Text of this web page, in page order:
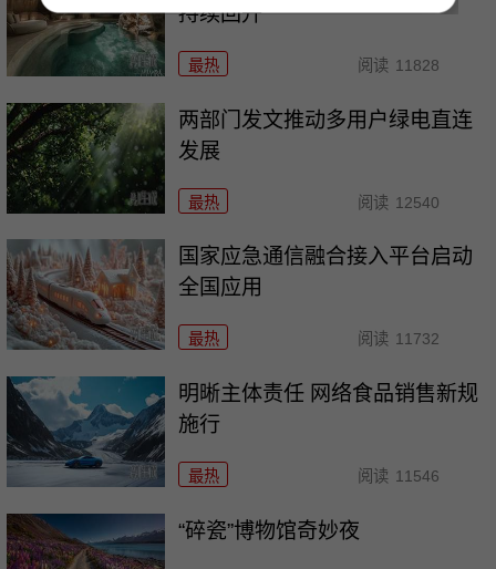
持续回升
最热 阅读 11828
两部门发文推动多用户绿电直连
发展
最热 阅读 12540
国家应急通信融合接入平台启动
全国应用
最热 阅读 11732
明晰主体责任 网络食品销售新规
施行
最热 阅读 11546
“碎瓷”博物馆奇妙夜